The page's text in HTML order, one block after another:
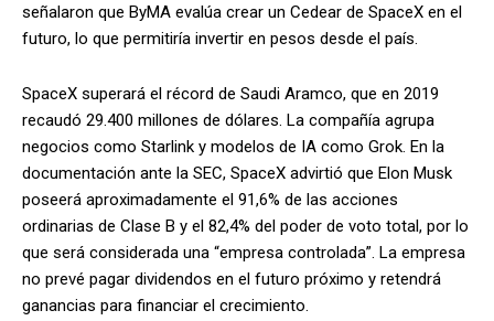
señalaron que ByMA evalúa crear un Cedear de SpaceX en el
futuro, lo que permitiría invertir en pesos desde el país.
SpaceX superará el récord de Saudi Aramco, que en 2019
recaudó 29.400 millones de dólares. La compañía agrupa
negocios como Starlink y modelos de IA como Grok. En la
documentación ante la SEC, SpaceX advirtió que Elon Musk
poseerá aproximadamente el 91,6% de las acciones
ordinarias de Clase B y el 82,4% del poder de voto total, por lo
que será considerada una “empresa controlada”. La empresa
no prevé pagar dividendos en el futuro próximo y retendrá
ganancias para financiar el crecimiento.